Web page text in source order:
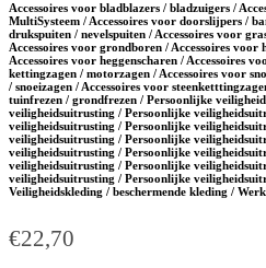
Accessoires voor bladblazers / bladzuigers /
MultiSysteem / Accessoires voor doorslijpers /
drukspuiten / nevelspuiten / Accessoires voor
Accessoires voor grondboren / Accessoires
Accessoires voor heggenscharen / Accessoires
kettingzagen / motorzagen / Accessoires voor
/ snoeizagen / Accessoires voor
tuinfrezen / grondfrezen / Persoonlijke
veiligheidsuitrusting / Persoonlijke
veiligheidsuitrusting / Persoonlijke
veiligheidsuitrusting / Persoonlijke
veiligheidsuitrusting / Persoonlijke
veiligheidsuitrusting / Persoonlijke
veiligheidsuitrusting / Persoonlijke
Veiligheidskleding / beschermende kleding /
€22,70